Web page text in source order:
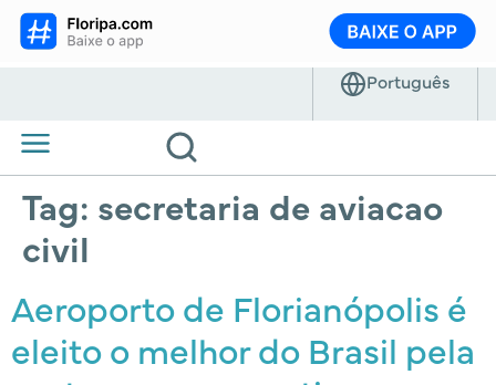
Tag: secretaria de aviacao
civil
Aeroporto de Florianópolis é
eleito o melhor do Brasil pela